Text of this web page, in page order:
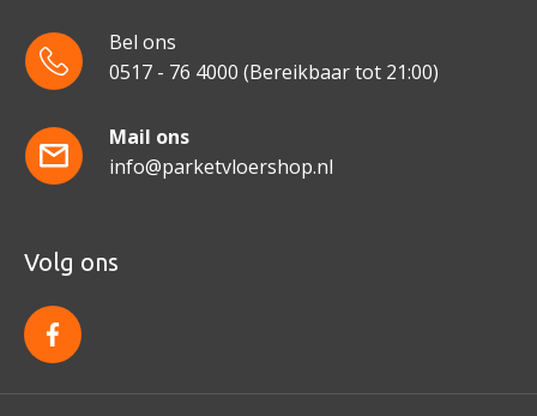
Bel ons
0517 - 76 4000 (Bereikbaar tot 21:00)
Mail ons
info@parketvloershop.nl
Volg ons
f
a
c
e